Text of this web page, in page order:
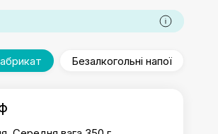
Безалкогольні напої